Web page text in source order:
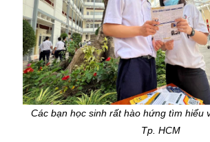
Các bạn học sinh rất hào hứng tìm hiểu
Tp. HCM